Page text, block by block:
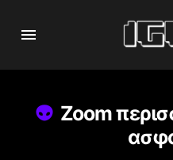
Zoom